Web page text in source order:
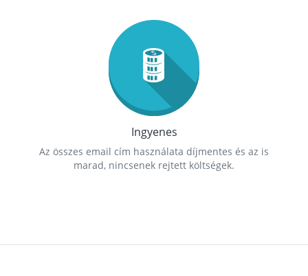
Ingyenes
Az összes email cím használata díjmentes és az is
marad, nincsenek rejtett költségek.